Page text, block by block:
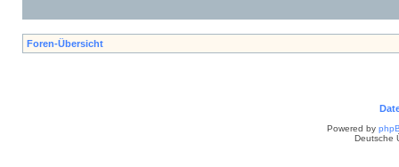
Foren-Übersicht
Powered by
Deutsche